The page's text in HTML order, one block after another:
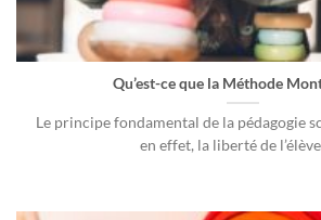
Qu’est-ce que la Méthode
Le principe fondamental de la pédagogie
en effet, la liberté de